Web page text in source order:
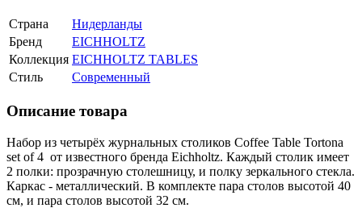
Страна
Нидерланды
Бренд
EICHHOLTZ
Коллекция EICHHOLTZ TABLES
Стиль
Современный
Описание товара
Набор из четырёх журнальных столиков Coffee Table Tortona
set of 4 от известного бренда Eichholtz. Каждый столик имеет
2 полки: прозрачную столешницу, и полку зеркального стекла.
Каркас - металлический. В комплекте пара столов высотой 40
см, и пара столов высотой 32 см.